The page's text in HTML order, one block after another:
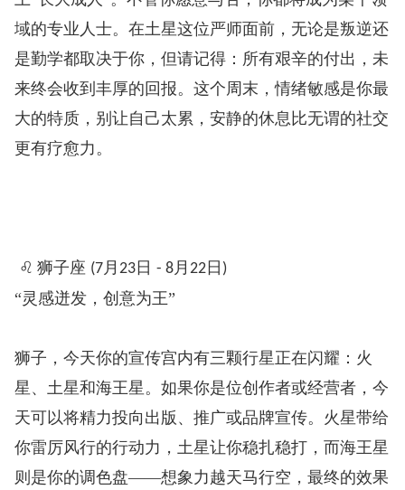
域的专业人士。在土星这位严师面前，无论是叛逆还
是勤学都取决于你，但请记得：所有艰辛的付出，未
来终会收到丰厚的回报。这个周末，情绪敏感是你最
大的特质，别让自己太累，安静的休息比无谓的社交
更有疗愈力。
♌ 狮子座 (7 月 23日 - 8 月 22日 )
“灵感迸发，创意为王”
狮子，今天你的宣传宫内有三颗行星正在闪耀：火
星、土星和海王星。如果你是位创作者或经营者，今
天可以将精力投向出版、推广或品牌宣传。火星带给
你雷厉风行的行动力，土星让你稳扎稳打，而海王星
则是你的调色盘——想象力越天马行空，最终的效果